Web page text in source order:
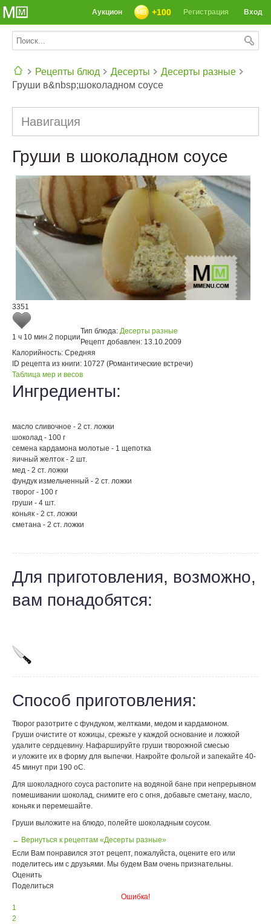
Вход
Регистрация
+100
Аукцион
Рецепты блюд Десерты
Десерты разные
Груши в&nbsp;шоколадном соусе
Навигация
Груши в шоколадном соусе
3351
1 ч 10 мин.2 порции
Тип блюда: Десерты разные
Рецепт добавлен: 13.10.2009
Калорийность: Средняя
ID рецепта из книги: 10727 (Романтические встречи)
Таблица мер и весов
Ингредиенты:
масло сливочное - 2 ст. ложки
шоколад - 100 г
семена кардамона молотые - 1 щепотка
яичный желток - 2 шт.
мед - 2 ст. ложки
фундук измельченный - 2 ст. ложки
творог - 100 г
груши - 4 шт.
коньяк - 2 ст. ложки
сметана - 2 ст. ложки
Для приготовления, возможно,
вам понадобятся:
Способ приготовления:
Творог разотрите с фундуком, желтками, медом и кардамоном.
Груши очистите от кожицы, срежьте у каждой основание и ложкой
удалите сердцевину. Нафаршируйте груши творожной смесью
и уложите их в форму для выпечки. Накройте фольгой и запекайте 40-
45 минут при 190 оС.
Для шоколадного соуса растопите на водяной бане при непрерывном
помешивании шоколад, снимите его с огня, добавьте сметану, масло,
коньяк и перемешайте.
Груши выложите на блюдо, полейте шоколадным соусом.
← Вернуться к рецептам «Десерты разные»
Если Вам понравился этот рецепт, пожалуйста, оцените его или
поделитесь им с друзьями. Мы будем Вам очень признательны.
Оценить
Поделиться
Ошибка!
1
2